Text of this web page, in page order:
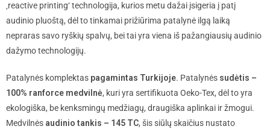
‚reactive printing‘ technologija, kurios metu dažai įsigeria į patį
audinio pluoštą, dėl to tinkamai prižiūrima patalynė ilgą laiką
nepraras savo ryškių spalvų, bei tai yra viena iš pažangiausių audinio
dažymo technologijų.
Patalynės komplektas pagamintas Turkijoje. Patalynės sudėtis –
100% ranforce medvilnė, kuri yra sertifikuota Oeko-Tex, dėl to yra
ekologiška, be kenksmingų medžiagų, draugiška aplinkai ir žmogui.
Medvilnės audinio tankis – 145 TC, šis siūlų skaičius nustato